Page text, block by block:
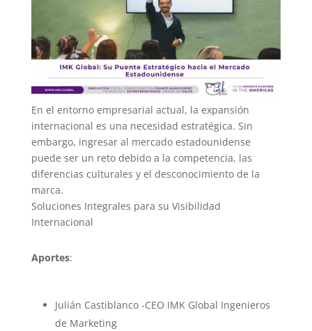
En el entorno empresarial actual, la expansión
internacional es una necesidad estratégica. Sin
embargo, ingresar al mercado estadounidense
puede ser un reto debido a la competencia, las
diferencias culturales y el desconocimiento de la
marca.
Soluciones Integrales para su Visibilidad
Internacional
Aportes:
Julián Castiblanco -CEO IMK Global Ingenieros
de Marketing